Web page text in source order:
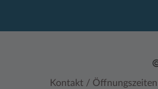
Kontakt / Öffnungszeiten